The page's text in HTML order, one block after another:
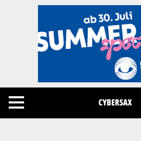
CYBERSAX
Cookies management panel